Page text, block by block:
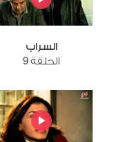
السراب
الحلقة 9